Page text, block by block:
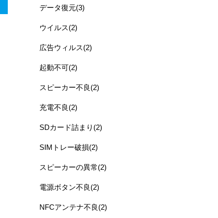
データ復元(3)
ウイルス(2)
広告ウィルス(2)
起動不可(2)
スピーカー不良(2)
充電不良(2)
SDカード詰まり(2)
SIMトレー破損(2)
スピーカーの異常(2)
電源ボタン不良(2)
NFCアンテナ不良(2)